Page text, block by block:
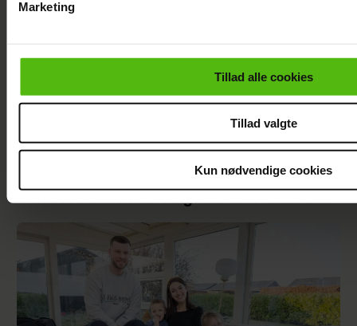
cookiepolitik.
Marketing
Tillad alle cookies
Tillad valgte
Kun nødvendige cookies
Dennis Knudsen har solgt huset i Thailand